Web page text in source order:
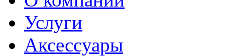
Услуги
Аксесcуары